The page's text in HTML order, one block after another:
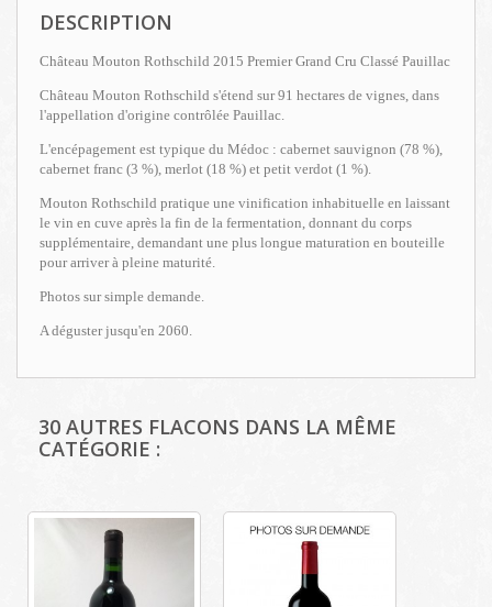
DESCRIPTION
Château Mouton Rothschild 2015 Premier Grand Cru Classé Pauillac
Château Mouton Rothschild s'étend sur 91 hectares de vignes, dans
l'appellation d'origine contrôlée Pauillac.
L'encépagement est typique du Médoc : cabernet sauvignon (78 %),
cabernet franc (3 %), merlot (18 %) et petit verdot (1 %).
Mouton Rothschild pratique une vinification inhabituelle en laissant
le vin en cuve après la fin de la fermentation, donnant du corps
supplémentaire, demandant une plus longue maturation en bouteille
pour arriver à pleine maturité.
Photos sur simple demande.
A déguster jusqu'en 2060.
30 AUTRES FLACONS DANS LA MÊME
CATÉGORIE :